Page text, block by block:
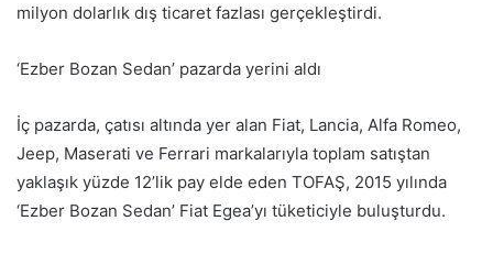
milyon dolarlık dış ticaret fazlası gerçekleştirdi.
‘Ezber Bozan Sedan’ pazarda yerini aldı
İç pazarda, çatısı altında yer alan Fiat, Lancia, Alfa Romeo,
Jeep, Maserati ve Ferrari markalarıyla toplam satıştan
yaklaşık yüzde 12’lik pay elde eden TOFAŞ, 2015 yılında
‘Ezber Bozan Sedan’ Fiat Egea’yı tüketiciyle buluşturdu.